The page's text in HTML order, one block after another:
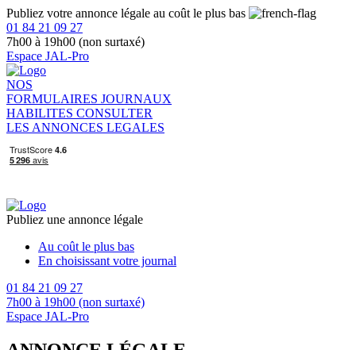
Publiez votre annonce légale au coût le plus bas
01 84 21 09 27
7h00 à 19h00 (non surtaxé)
Espace JAL-Pro
NOS
FORMULAIRES JOURNAUX
HABILITES CONSULTER
LES ANNONCES LEGALES
Publiez une annonce légale
Au coût le plus bas
En choisissant votre journal
01 84 21 09 27
7h00 à 19h00 (non surtaxé)
Espace JAL-Pro